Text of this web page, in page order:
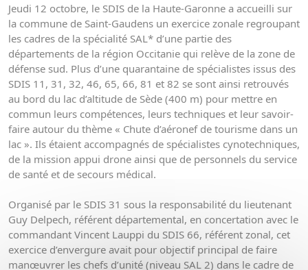
Jeudi 12 octobre, le SDIS de la Haute-Garonne a accueilli sur
la commune de Saint-Gaudens un exercice zonale regroupant
les cadres de la spécialité SAL* d’une partie des
départements de la région Occitanie qui relève de la zone de
défense sud. Plus d’une quarantaine de spécialistes issus des
SDIS 11, 31, 32, 46, 65, 66, 81 et 82 se sont ainsi retrouvés
au bord du lac d’altitude de Sède (400 m) pour mettre en
commun leurs compétences, leurs techniques et leur savoir-
faire autour du thème « Chute d’aéronef de tourisme dans un
lac ». Ils étaient accompagnés de spécialistes cynotechniques,
de la mission appui drone ainsi que de personnels du service
de santé et de secours médical.
Organisé par le SDIS 31 sous la responsabilité du lieutenant
Guy Delpech, référent départemental, en concertation avec le
commandant Vincent Lauppi du SDIS 66, référent zonal, cet
exercice d’envergure avait pour objectif principal de faire
manœuvrer les chefs d’unité (niveau SAL 2) dans le cadre de